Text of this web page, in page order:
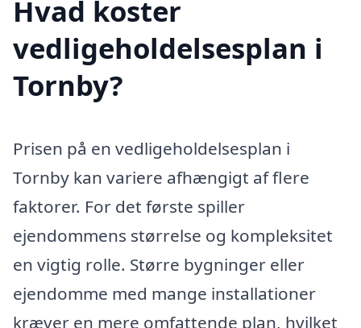
Hvad koster
vedligeholdelsesplan i
Tornby?
Prisen på en vedligeholdelsesplan i
Tornby kan variere afhængigt af flere
faktorer. For det første spiller
ejendommens størrelse og kompleksitet
en vigtig rolle. Større bygninger eller
ejendomme med mange installationer
kræver en mere omfattende plan, hvilket